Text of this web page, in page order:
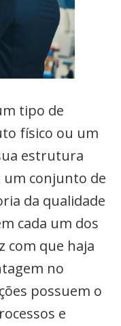
tipo de
físico ou um
estrutura
conjunto de
da qualidade
cada um dos
com que haja
no
possuem o
e